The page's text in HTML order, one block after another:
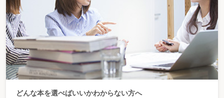
どんな本を選べばいいかわからない方へ